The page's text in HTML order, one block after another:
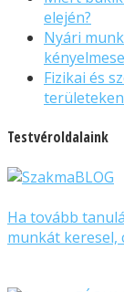
elején?
Nyári
Fizikai és
Testvéroldalaink
Ha tovább
munkát keresel,